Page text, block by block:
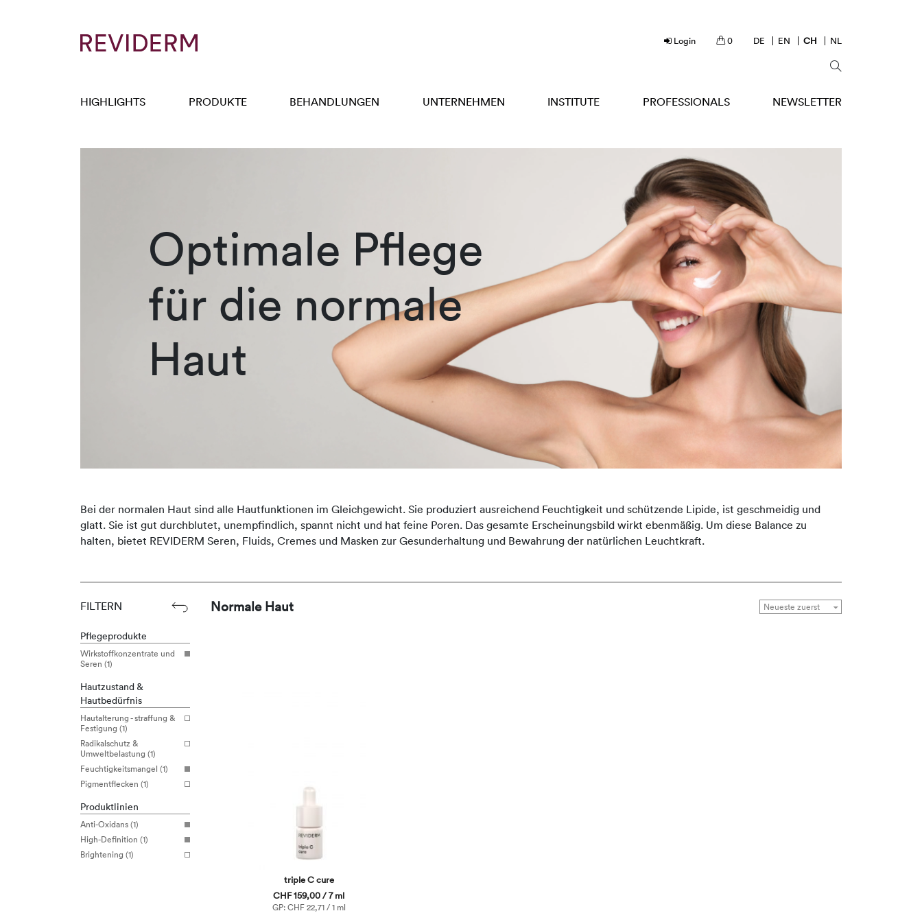
Login 0 DE EN CH NL
HIGHLIGHTS PRODUKTE BEHANDLUNGEN UNTERNEHMEN INSTITUTE PROFESSIONALS NEWSLETTER
Optimale Pflege
für die normale
Haut
Bei der normalen Haut sind alle Hautfunktionen im Gleichgewicht. Sie produziert ausreichend Feuchtigkeit und schützende Lipide, ist geschmeidig und
glatt. Sie ist gut durchblutet, unempfindlich, spannt nicht und hat feine Poren. Das gesamte Erscheinungsbild wirkt ebenmäßig. Um diese Balance zu
halten, bietet REVIDERM Seren, Fluids, Cremes und Masken zur Gesunderhaltung und Bewahrung der natürlichen Leuchtkraft.
FILTERN
Pflegeprodukte
Wirkstoffkonzentrate und
Seren (1)
Hautzustand &
Hautbedürfnis
Hautalterung - straffung &
Festigung (1)
Radikalschutz &
Umweltbelastung (1)
Feuchtigkeitsmangel (1)
Pigmentflecken (1)
Produktlinien
Anti-Oxidans (1)
High-Definition (1)
Brightening (1)
Normale Haut
triple C cure
CHF 159,00 / 7 ml
GP: CHF 22,71 / 1 ml